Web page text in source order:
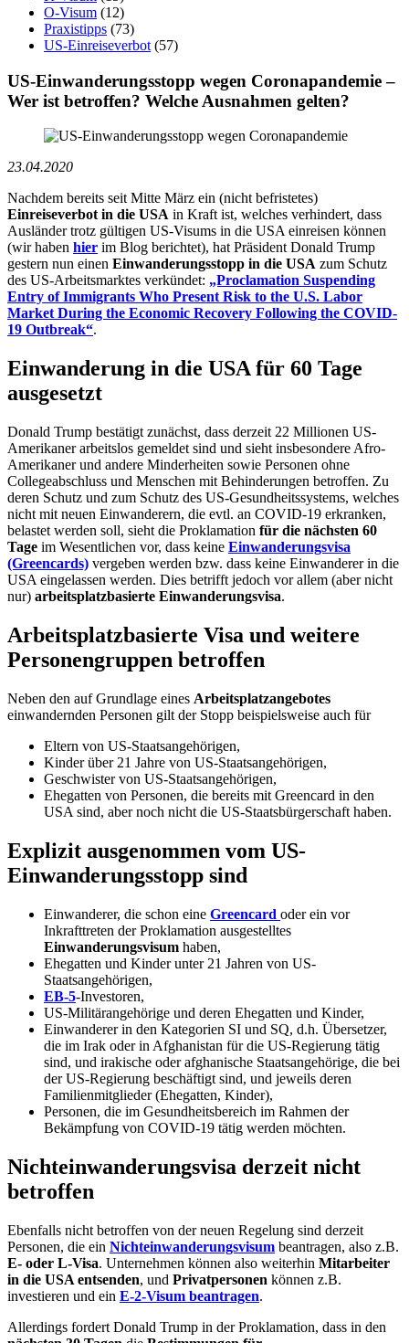
O-Visum (12)
Praxistipps (73)
US-Einreiseverbot (57)
US-Einwanderungsstopp wegen Coronapandemie –
Wer ist betroffen? Welche Ausnahmen gelten?
23.04.2020
Nachdem bereits seit Mitte März ein (nicht befristetes)
Einreiseverbot in die USA in Kraft ist, welches verhindert, dass
Ausländer trotz gültigen US-Visums in die USA einreisen können
(wir haben hier im Blog berichtet), hat Präsident Donald Trump
gestern nun einen Einwanderungsstopp in die USA zum Schutz
des US-Arbeitsmarktes verkündet: „Proclamation Suspending
Entry of Immigrants Who Present Risk to the U.S. Labor
Market During the Economic Recovery Following the COVID-
19 Outbreak“.
Einwanderung in die USA für 60 Tage
ausgesetzt
Donald Trump bestätigt zunächst, dass derzeit 22 Millionen US-
Amerikaner arbeitslos gemeldet sind und sieht insbesondere Afro-
Amerikaner und andere Minderheiten sowie Personen ohne
Collegeabschluss und Menschen mit Behinderungen betroffen. Zu
deren Schutz und zum Schutz des US-Gesundheitssystems, welches
nicht mit neuen Einwanderern, die evtl. an COVID-19 erkranken,
belastet werden soll, sieht die Proklamation für die nächsten 60
Tage im Wesentlichen vor, dass keine Einwanderungsvisa
(Greencards) vergeben werden bzw. dass keine Einwanderer in die
USA eingelassen werden. Dies betrifft jedoch vor allem (aber nicht
nur) arbeitsplatzbasierte Einwanderungsvisa.
Arbeitsplatzbasierte Visa und weitere
Personengruppen betroffen
Neben den auf Grundlage eines Arbeitsplatzangebotes
einwandernden Personen gilt der Stopp beispielsweise auch für
Eltern von US-Staatsangehörigen,
Kinder über 21 Jahre von US-Staatsangehörigen,
Geschwister von US-Staatsangehörigen,
Ehegatten von Personen, die bereits mit Greencard in den
USA sind, aber noch nicht die US-Staatsbürgerschaft haben.
Explizit ausgenommen vom US-
Einwanderungsstopp sind
Einwanderer, die schon eine Greencard oder ein vor
Inkrafttreten der Proklamation ausgestelltes
Einwanderungsvisum haben,
Ehegatten und Kinder unter 21 Jahren von US-
Staatsangehörigen,
EB-5-Investoren,
US-Militärangehörige und deren Ehegatten und Kinder,
Einwanderer in den Kategorien SI und SQ, d.h. Übersetzer,
die im Irak oder in Afghanistan für die US-Regierung tätig
sind, und irakische oder afghanische Staatsangehörige, die bei
der US-Regierung beschäftigt sind, und jeweils deren
Familienmitglieder (Ehegatten, Kinder),
Personen, die im Gesundheitsbereich im Rahmen der
Bekämpfung von COVID-19 tätig werden möchten.
Nichteinwanderungsvisa derzeit nicht
betroffen
Ebenfalls nicht betroffen von der neuen Regelung sind derzeit
Personen, die ein Nichteinwanderungsvisum beantragen, also z.B.
E- oder L-Visa. Unternehmen können also weiterhin Mitarbeiter
in die USA entsenden, und Privatpersonen können z.B.
investieren und ein E-2-Visum beantragen.
Allerdings fordert Donald Trump in der Proklamation, dass in den